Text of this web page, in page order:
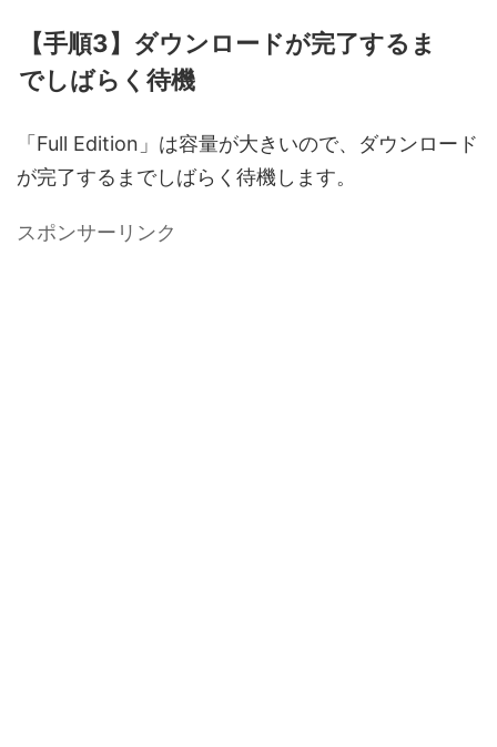
【手順3】ダウンロードが完了するま
でしばらく待機
「Full Edition」は容量が大きいので、ダウンロード
が完了するまでしばらく待機します。
スポンサーリンク